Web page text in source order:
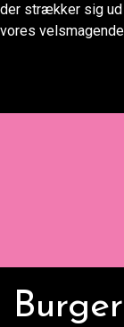
der strækker sig
vores